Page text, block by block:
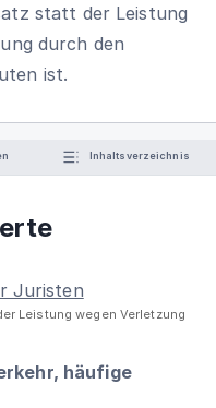
statt der Leistung
durch den
ist.
Inhaltsverzeichnis
Juristen
Leistung wegen Verletzung
häufige